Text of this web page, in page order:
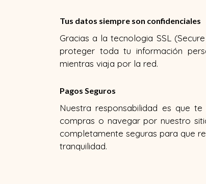
Tus datos siempre son confidenciales
Gracias a la tecnologia SSL
proteger toda tu información
mientras viaja por la red.
Pagos Seguros
Nuestra responsabilidad es que
compras o navegar por nuestro
completamente seguras para que
tranquilidad.